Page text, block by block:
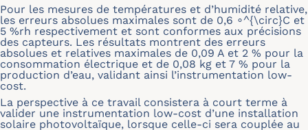
Pour les mesures de températures et d’humidité relative,
les erreurs absolues maximales sont de 0,6 ∘^{\circ}C et
5 %rh respectivement et sont conformes aux précisions
des capteurs. Les résultats montrent des erreurs
absolues et relatives maximales de 0,09 A et 2 % pour la
consommation électrique et de 0,08 kg et 7 % pour la
production d’eau, validant ainsi l’instrumentation low-
cost.
La perspective à ce travail consistera à court terme à
valider une instrumentation low-cost d’une installation
solaire photovoltaïque, lorsque celle-ci sera couplée au